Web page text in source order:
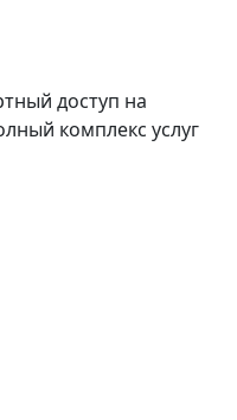
доступ на
комплекс услуг